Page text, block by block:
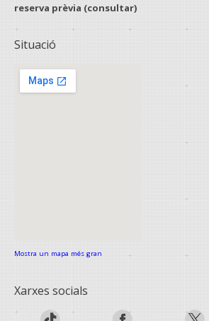
reserva prèvia (consultar)
Situació
Mostra un mapa més gran
Xarxes socials